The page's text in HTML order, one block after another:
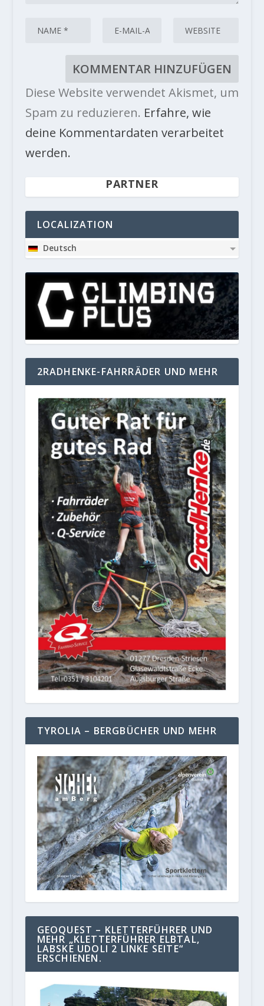
Diese Website verwendet Akismet, um
Spam zu reduzieren. Erfahre, wie
deine Kommentardaten verarbeitet
werden.
PARTNER
LOCALIZATION
Deutsch
2RADHENKE-FAHRRÄDER UND MEHR
TYROLIA – BERGBÜCHER UND MEHR
GEOQUEST – KLETTERFÜHRER UND
MEHR „KLETTERFÜHRER ELBTAL,
LABSKE UDOLI 2 LINKE SEITE“
ERSCHIENEN.